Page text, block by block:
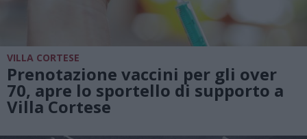
VILLA CORTESE
Prenotazione vaccini per gli over
70, apre lo sportello di supporto a
Villa Cortese